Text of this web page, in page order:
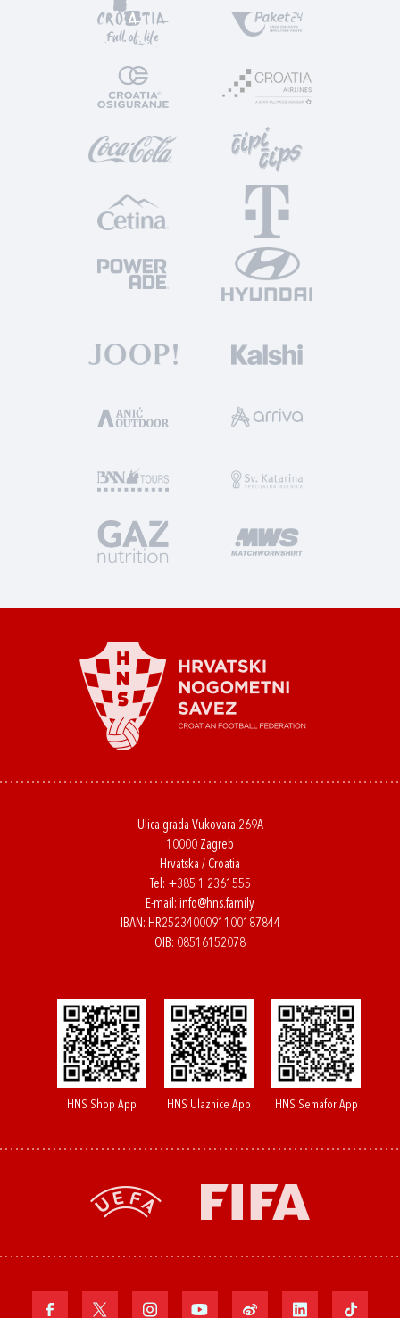
Ulica grada Vukovara 269A
10000 Zagreb
Hrvatska / Croatia
Tel: +385 1 2361555
E-mail: info@hns.family
IBAN: HR2523400091100187844
OIB: 08516152078
HNS Shop App HNS Ulaznice App HNS Semafor App